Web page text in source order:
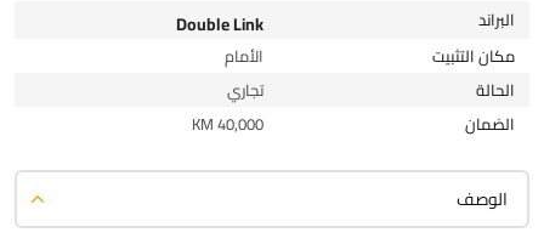
البراند Double Link
مكان التثبيت
الأمام
الحالة
تجاري
الضمان
40,000 KM
الوصف